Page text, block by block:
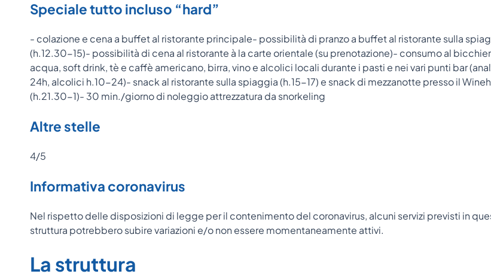
Speciale tutto incluso “hard”
- colazione e cena a buffet al ristorante principale- possibilità di pranzo a buffet al ristorante sulla
(h.12.30-15)- possibilità di cena al ristorante à la carte orientale (su prenotazione)- consumo al
acqua, soft drink, tè e caffè americano, birra, vino e alcolici locali durante i pasti e nei vari punti bar
24h, alcolici h.10-24)- snack al ristorante sulla spiaggia (h.15-17) e snack di mezzanotte presso il
(h.21.30-1)- 30 min./giorno di noleggio attrezzatura da snorkeling
Altre stelle
4/5
Informativa coronavirus
Nel rispetto delle disposizioni di legge per il contenimento del coronavirus, alcuni servizi previsti in
struttura potrebbero subire variazioni e/o non essere momentaneamente attivi.
La struttura